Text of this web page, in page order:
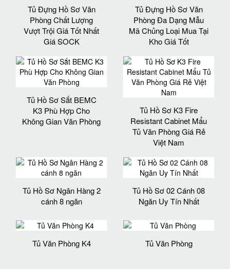
Tủ Đựng Hồ Sơ Văn
Phòng Chất Lượng
Vượt Trội Giá Tốt Nhất
Giá SOCK
Tủ Đựng Hồ Sơ Văn
Phòng Đa Dạng Mẫu
Mã Chủng Loại Mua Tại
Kho Giá Tốt
Tủ Hồ Sơ Sắt BEMC
K3 Phù Hợp Cho
Không Gian Văn Phòng
Tủ Hồ Sơ K3 Fire
Resistant Cabinet Mẩu
Tủ Văn Phòng Giá Rẻ
Việt Nam
Tủ Hồ Sơ Ngân Hàng 2
cánh 8 ngăn
Tủ Hồ Sơ 02 Cánh 08
Ngăn Uy Tín Nhất
Tủ Văn Phòng K4 Tủ Văn Phòng